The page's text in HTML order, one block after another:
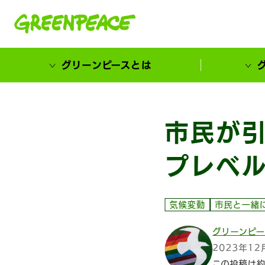
グリーンピースとは
市民が
プレベ
気候変動 市民と一緒
グリーンピ
2023年12